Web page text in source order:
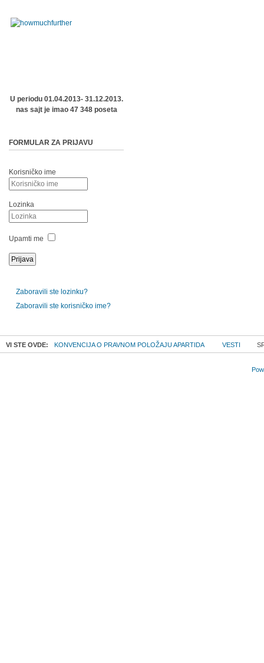
U periodu 01.04.2013- 31.12.2013.
nas sajt je imao 47 348 poseta
FORMULAR ZA PRIJAVU
Korisničko ime
Lozinka
Upamti me
Zaboravili ste lozinku?
Zaboravili ste korisničko ime?
VI STE OVDE: KONVENCIJA O PRAVNOM POLOŽAJU APARTIDA VESTI